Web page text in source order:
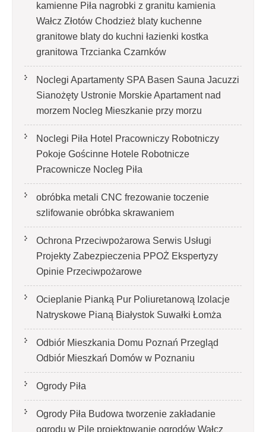
kamienne Piła nagrobki z granitu kamienia
Wałcz Złotów Chodzież blaty kuchenne
granitowe blaty do kuchni łazienki kostka
granitowa Trzcianka Czarnków
Noclegi Apartamenty SPA Basen Sauna Jacuzzi
Sianożęty Ustronie Morskie Apartament nad
morzem Nocleg Mieszkanie przy morzu
Noclegi Piła Hotel Pracowniczy Robotniczy
Pokoje Gościnne Hotele Robotnicze
Pracownicze Nocleg Piła
obróbka metali CNC frezowanie toczenie
szlifowanie obróbka skrawaniem
Ochrona Przeciwpożarowa Serwis Usługi
Projekty Zabezpieczenia PPOŻ Ekspertyzy
Opinie Przeciwpożarowe
Ocieplanie Pianką Pur Poliuretanową Izolacje
Natryskowe Pianą Białystok Suwałki Łomża
Odbiór Mieszkania Domu Poznań Przegląd
Odbiór Mieszkań Domów w Poznaniu
Ogrody Piła
Ogrody Piła Budowa tworzenie zakładanie
ogrodu w Pile projektowanie ogrodów Wałcz